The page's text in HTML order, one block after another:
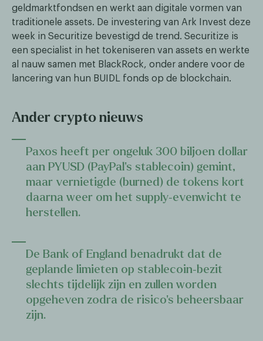
geldmarktfondsen en werkt aan digitale vormen van
traditionele assets. De investering van Ark Invest deze
week in Securitize bevestigd de trend. Securitize is
een specialist in het tokeniseren van assets en werkte
al nauw samen met BlackRock, onder andere voor de
lancering van hun BUIDL fonds op de blockchain.
Ander crypto nieuws
Paxos heeft per ongeluk 300 biljoen dollar
aan PYUSD (PayPal’s stablecoin) gemint,
maar vernietigde (burned) de tokens kort
daarna weer om het supply‐evenwicht te
herstellen.
De Bank of England benadrukt dat de
geplande limieten op stablecoin‑bezit
slechts tijdelijk zijn en zullen worden
opgeheven zodra de risico’s beheersbaar
zijn.